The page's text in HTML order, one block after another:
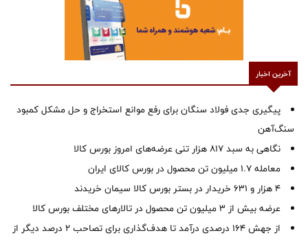
آخرین اخبار
پیگیری جدی فولاد سنگان برای رفع موانع استخراج و حل مشکل کمبود
سنگ‌آهن
نگاهی به سبد ۸۱۷ هزار تنی عرضه‌های امروز بورس کالا
معامله ۱.۷ میلیون تن محصول در بورس کالای ایران
۴ هزار و ۶۳۱ خریدار در بستر بورس کالا سیمان خریدند
عرضه بیش از ۳ میلیون تن محصول در تالارهای مختلف بورس کالا
از جهش ۱۶۴ درصدی درآمد تا هدف‌گذاری برای تصاحب ۲ درصد دیگر از